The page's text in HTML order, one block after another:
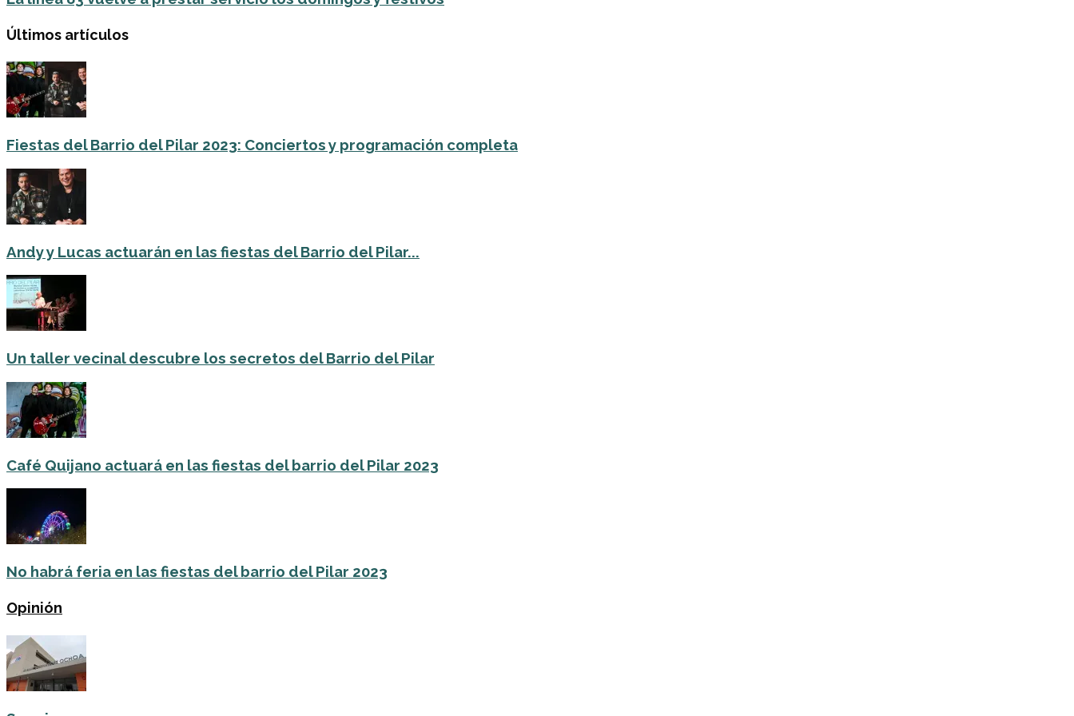
Últimos artículos
Fiestas del Barrio del Pilar 2023: Conciertos y programación completa
Andy y Lucas actuarán en las fiestas del Barrio del Pilar...
Un taller vecinal descubre los secretos del Barrio del Pilar
Café Quijano actuará en las fiestas del barrio del Pilar 2023
No habrá feria en las fiestas del barrio del Pilar 2023
Opinión